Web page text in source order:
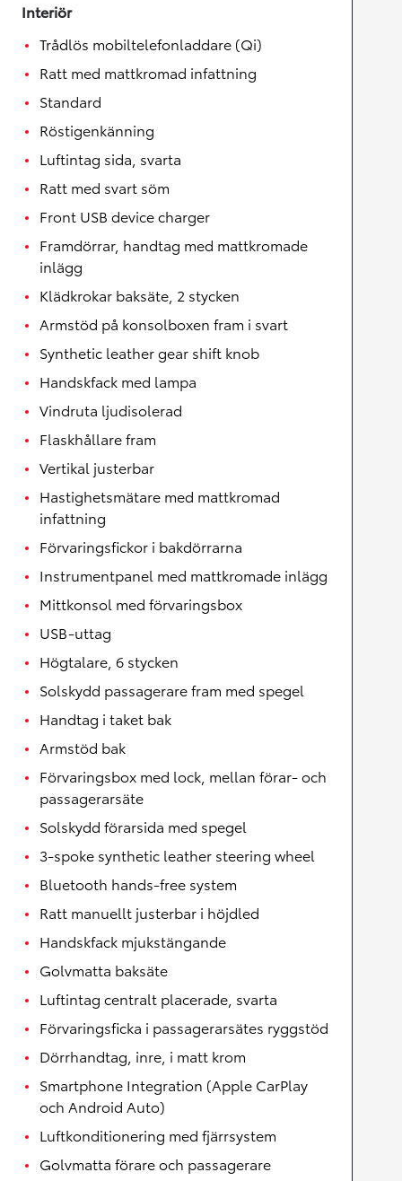
Interiör
Trådlös mobiltelefonladdare (Qi)
Ratt med mattkromad infattning
Standard
Röstigenkänning
Luftintag sida, svarta
Ratt med svart söm
Front USB device charger
Framdörrar, handtag med mattkromade
inlägg
Klädkrokar baksäte, 2 stycken
Armstöd på konsolboxen fram i svart
Synthetic leather gear shift knob
Handskfack med lampa
Vindruta ljudisolerad
Flaskhållare fram
Vertikal justerbar
Hastighetsmätare med mattkromad
infattning
Förvaringsfickor i bakdörrarna
Instrumentpanel med mattkromade inlägg
Mittkonsol med förvaringsbox
USB-uttag
Högtalare, 6 stycken
Solskydd passagerare fram med spegel
Handtag i taket bak
Armstöd bak
Förvaringsbox med lock, mellan förar- och
passagerarsäte
Solskydd förarsida med spegel
3-spoke synthetic leather steering wheel
Bluetooth hands-free system
Ratt manuellt justerbar i höjdled
Handskfack mjukstängande
Golvmatta baksäte
Luftintag centralt placerade, svarta
Förvaringsficka i passagerarsätes ryggstöd
Dörrhandtag, inre, i matt krom
Smartphone Integration (Apple CarPlay
och Android Auto)
Luftkonditionering med fjärrsystem
Golvmatta förare och passagerare